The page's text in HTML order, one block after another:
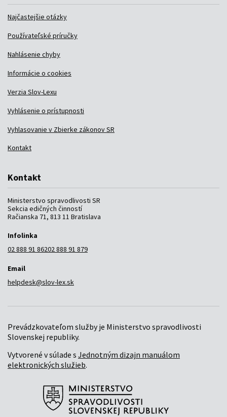
Najčastejšie otázky
Používateľské príručky
Nahlásenie chyby
Informácie o cookies
Verzia Slov-Lexu
Vyhlásenie o prístupnosti
Vyhlasovanie v Zbierke zákonov SR
Kontakt
Kontakt
Ministerstvo spravodlivosti SR
Sekcia edičných činností
Račianska 71, 813 11 Bratislava
Infolinka
02 888 91 86202 888 91 879
Email
helpdesk@slov-lex.sk
Prevádzkovateľom služby je Ministerstvo spravodlivosti
Slovenskej republiky.
Vytvorené v súlade s Jednotným dizajn manuálom
elektronických služieb.